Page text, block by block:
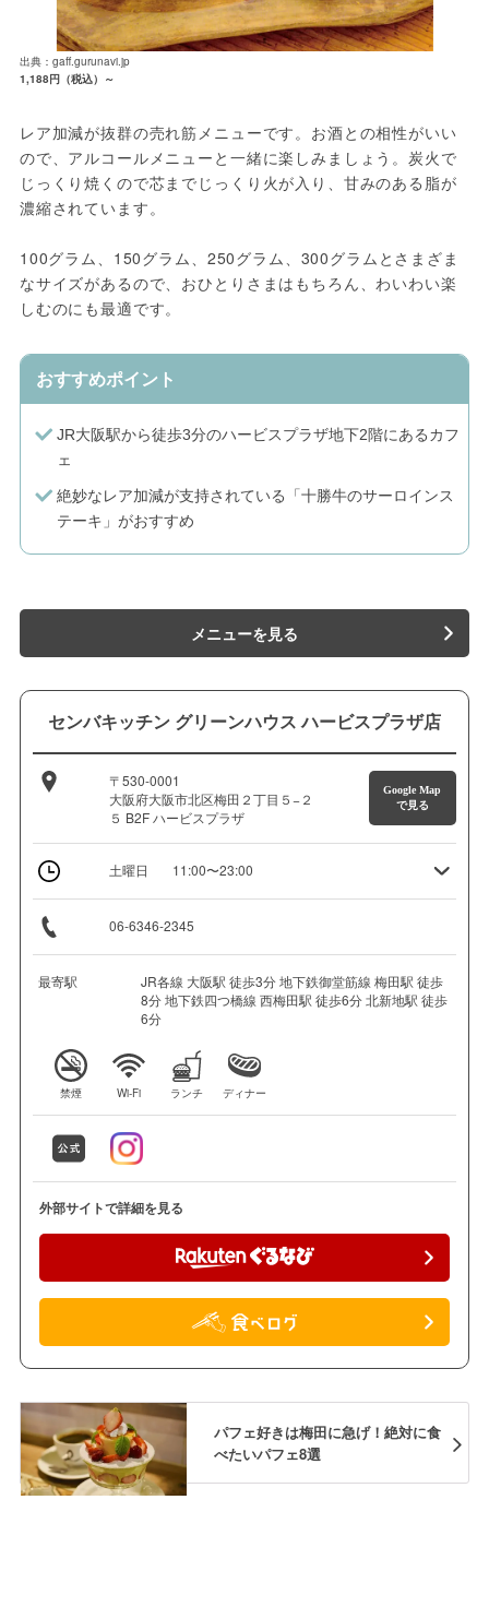
出典：gaff.gurunavi.jp
1,188円（税込）～
レア加減が抜群の売れ筋メニューです。お酒との相性がいい
ので、アルコールメニューと一緒に楽しみましょう。炭火で
じっくり焼くので芯までじっくり火が入り、甘みのある脂が
濃縮されています。
100グラム、150グラム、250グラム、300グラムとさまざま
なサイズがあるので、おひとりさまはもちろん、わいわい楽
しむのにも最適です。
おすすめポイント
JR大阪駅から徒歩3分のハービスプラザ地下2階にあるカフ
ェ
絶妙なレア加減が支持されている「十勝牛のサーロインス
テーキ」がおすすめ
メニューを見る
センバキッチン グリーンハウス ハービスプラザ店
〒530-0001
大阪府大阪市北区梅田２丁目５−２
５ B2F ハービスプラザ
Google Map
で見る
土曜日 11:00〜23:00
06-6346-2345
最寄駅
JR各線 大阪駅 徒歩3分 地下鉄御堂筋線 梅田駅 徒歩
8分 地下鉄四つ橋線 西梅田駅 徒歩6分 北新地駅 徒歩
6分
禁煙 Wi-Fi ランチ ディナー
外部サイトで詳細を見る
パフェ好きは梅田に急げ！絶対に食
べたいパフェ8選